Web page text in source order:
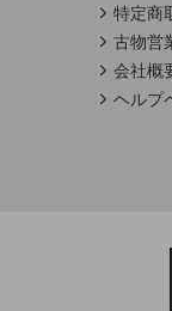
特定商
古物営
会社概
ヘルプ